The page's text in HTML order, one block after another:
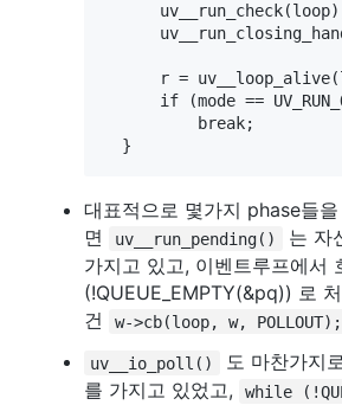
r =
if (mode ==
          break;
대표적으로 몇가지 phase들
면
uv__run_pending()
는 자
가지고 있고, 이벤트루프에서
(!QUEUE_EMPTY(&pq)) 로
건
w->cb(loop, w, POLLOUT);
uv__io_poll()
도 마찬가지
를 가지고 있었고,
while